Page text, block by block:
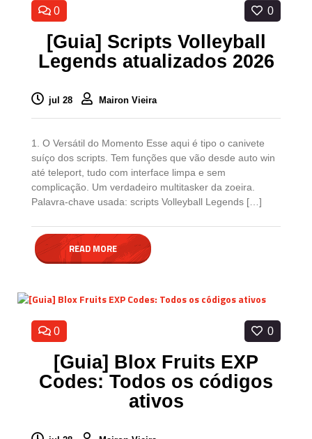
0 0
[Guia] Scripts Volleyball
Legends atualizados 2026
jul 28 Mairon Vieira
1. O Versátil do Momento Esse aqui é tipo o canivete
suíço dos scripts. Tem funções que vão desde auto win
até teleport, tudo com interface limpa e sem
complicação. Um verdadeiro multitasker da zoeira.
Palavra-chave usada: scripts Volleyball Legends […]
READ MORE
0 0
[Guia] Blox Fruits EXP
Codes: Todos os códigos
ativos